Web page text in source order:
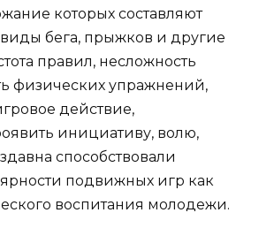
которых составляют
бега, прыжков и другие
правил, несложность
физических упражнений,
действие,
инициативу, волю,
способствовали
подвижных игр как
воспитания молодежи.